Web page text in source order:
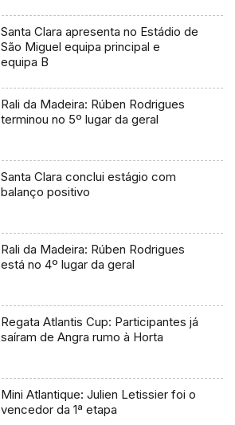
Santa Clara apresenta no Estádio de
São Miguel equipa principal e
equipa B
Rali da Madeira: Rúben Rodrigues
terminou no 5º lugar da geral
Santa Clara conclui estágio com
balanço positivo
Rali da Madeira: Rúben Rodrigues
está no 4º lugar da geral
Regata Atlantis Cup: Participantes já
saíram de Angra rumo à Horta
Mini Atlantique: Julien Letissier foi o
vencedor da 1ª etapa